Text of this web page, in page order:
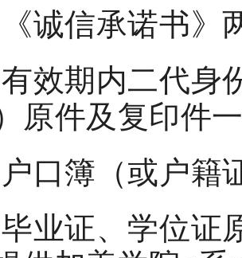
诚信承诺书》
效期内二代身
原件及复印件
口簿（或户籍
业证、学位证